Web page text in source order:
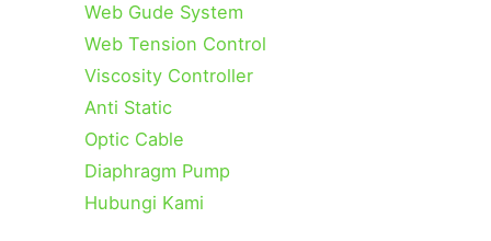
Web Gude System
Web Tension Control
Viscosity Controller
Anti Static
Optic Cable
Diaphragm Pump
Hubungi Kami